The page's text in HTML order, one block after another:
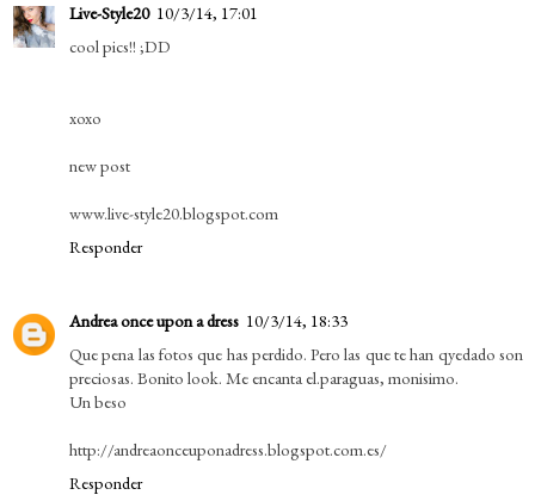
Live-Style20 10/3/14, 17:01
cool pics!! ;DD
xoxo
new post
www.live-style20.blogspot.com
Responder
Andrea once upon a dress 10/3/14, 18:33
Que pena las fotos que has perdido. Pero las que te han qyedado son
preciosas. Bonito look. Me encanta el.paraguas, monisimo.
Un beso
http://andreaonceuponadress.blogspot.com.es/
Responder